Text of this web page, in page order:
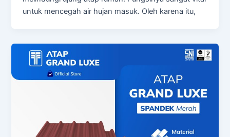
untuk mencegah air hujan masuk. Oleh karena itu,